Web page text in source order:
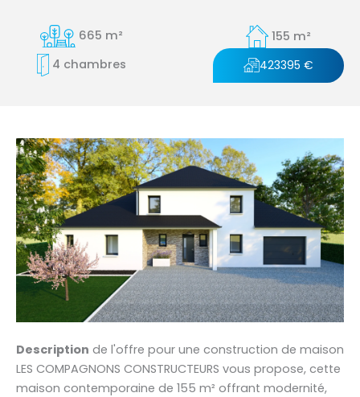
665 m²
155 m²
4 chambres
423395 €
Description de l'offre pour une construction de maison
LES COMPAGNONS CONSTRUCTEURS vous propose, cette
maison contemporaine de 155 m² offrant modernité,